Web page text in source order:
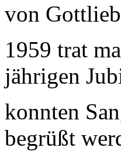
von
1959 trat
jährigen
konnten
begrüßt